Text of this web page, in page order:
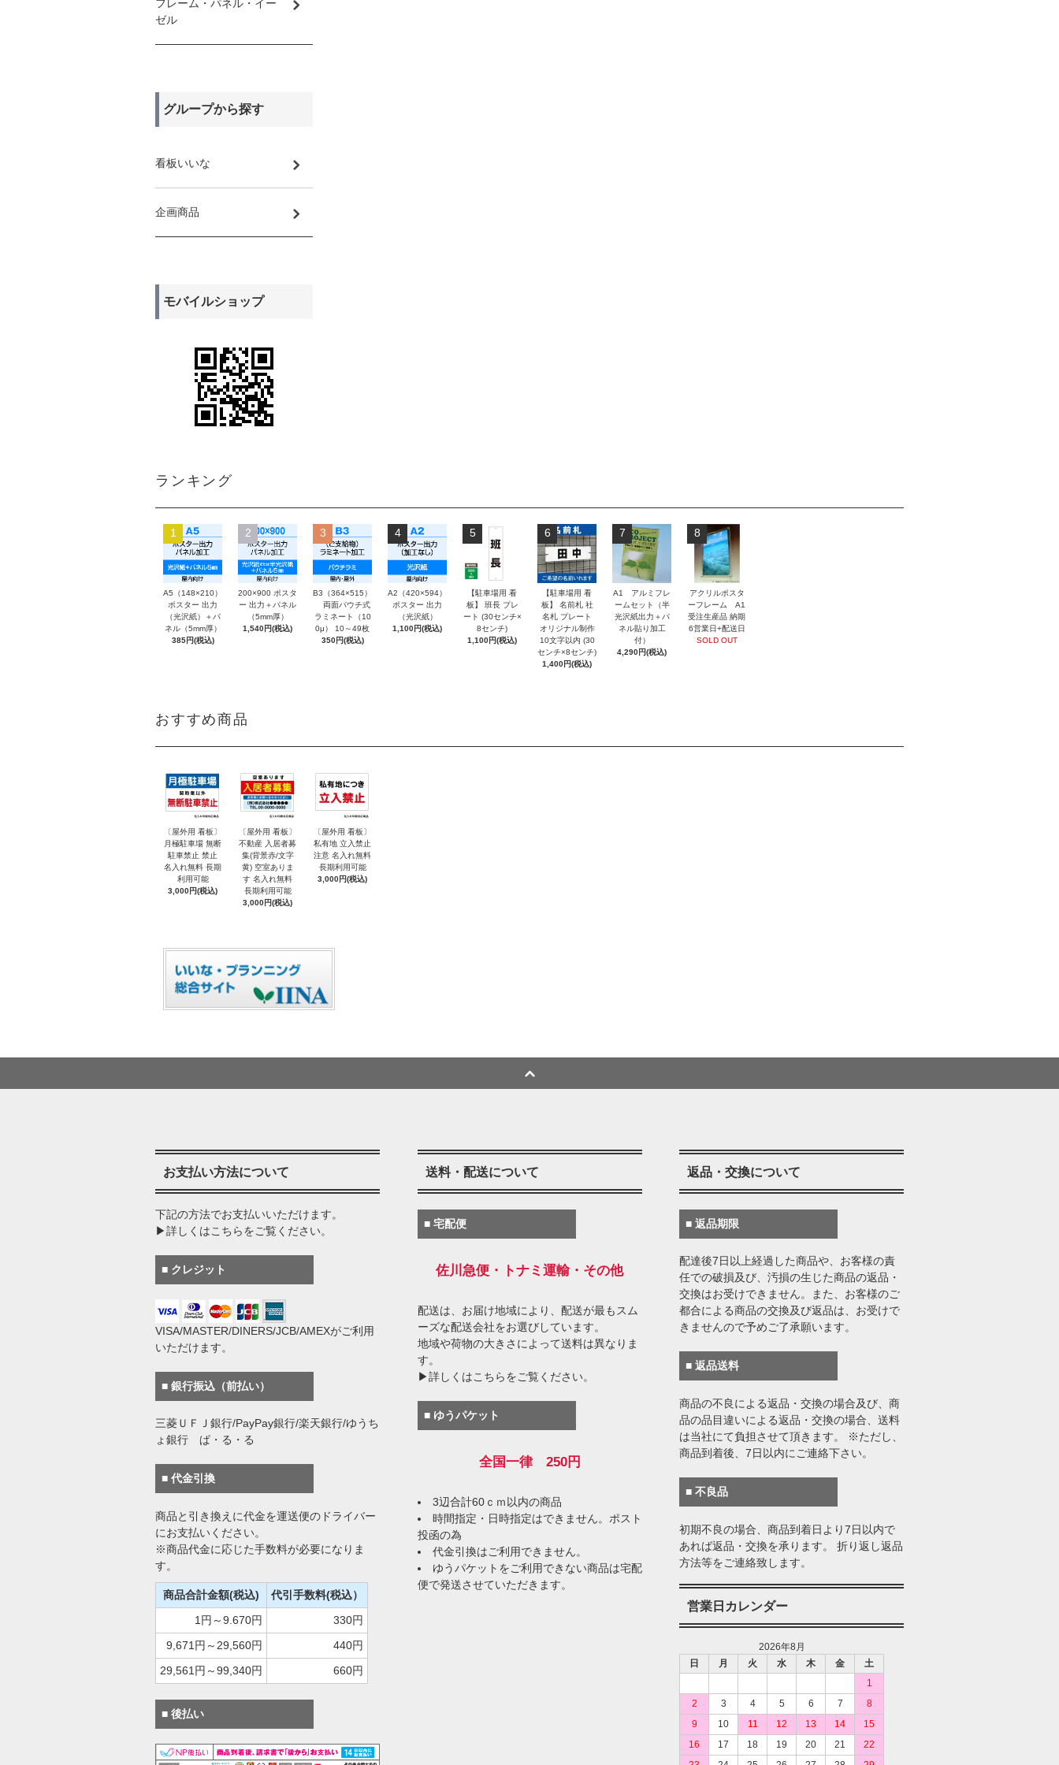
フレーム・パネル・イー
ゼル
グループから探す
看板いいな
企画商品
モバイルショップ
ランキング
1
A5（148×210）
ポスター 出力
（光沢紙）＋パ
ネル（5mm厚）
385円(税込)
2
200×900 ポスタ
ー 出力＋パネル
（5mm厚）
1,540円(税込)
3
B3（364×515）
両面パウチ式
ラミネート（10
0μ） 10～49枚
350円(税込)
4
A2（420×594）
ポスター 出力
（光沢紙）
1,100円(税込)
5
【駐車場用 看
板】 班長 プレ
ート (30センチ×
8センチ)
1,100円(税込)
6
【駐車場用 看
板】 名前札 社
名札 プレート
オリジナル制作
10文字以内 (30
センチ×8センチ)
1,400円(税込)
7
A1 アルミフレ
ームセット（半
光沢紙出力＋パ
ネル貼り加工
付）
4,290円(税込)
8
アクリルポスタ
ーフレーム A1
受注生産品 納期
6営業日+配送日
SOLD OUT
おすすめ商品
〔屋外用 看板〕
月極駐車場 無断
駐車禁止 禁止
名入れ無料 長期
利用可能
3,000円(税込)
〔屋外用 看板〕
不動産 入居者募
集(背景赤/文字
黄) 空室ありま
す 名入れ無料
長期利用可能
3,000円(税込)
〔屋外用 看板〕
私有地 立入禁止
注意 名入れ無料
長期利用可能
3,000円(税込)
お支払い方法について
下記の方法でお支払いいただけます。
▶詳しくはこちらをご覧ください。
■ クレジット
VISA/MASTER/DINERS/JCB/AMEXがご利用
いただけます。
■ 銀行振込（前払い）
三菱ＵＦＪ銀行/PayPay銀行/楽天銀行/ゆうち
ょ銀行 ぱ・る・る
■ 代金引換
商品と引き換えに代金を運送便のドライバー
にお支払いください。
※商品代金に応じた手数料が必要になりま
す。
商品合計金額(税込)
代引手数料(税込）
1円～9.670円
330円
9,671円～29,560円
440円
29,561円～99,340円
660円
■ 後払い
送料・配送について
■ 宅配便
佐川急便・トナミ運輸・その他
配送は、お届け地域により、配送が最もスム
ーズな配送会社をお選びしています。
地域や荷物の大きさによって送料は異なりま
す。
▶詳しくはこちらをご覧ください。
■ ゆうパケット
全国一律 250円
3辺合計60ｃｍ以内の商品
時間指定・日時指定はできません。ポスト
投函の為
代金引換はご利用できません。
ゆうパケットをご利用できない商品は宅配
便で発送させていただきます。
返品・交換について
■ 返品期限
配達後7日以上経過した商品や、お客様の責
任での破損及び、汚損の生じた商品の返品・
交換はお受けできません。また、お客様のご
都合による商品の交換及び返品は、お受けで
きませんので予めご了承願います。
■ 返品送料
商品の不良による返品・交換の場合及び、商
品の品目違いによる返品・交換の場合、送料
は当社にて負担させて頂きます。 ※ただし、
商品到着後、7日以内にご連絡下さい。
■ 不良品
初期不良の場合、商品到着日より7日以内で
あれば返品・交換を承ります。 折り返し返品
方法等をご連絡致します。
営業日カレンダー
2026年8月
日
月 火 水 木 金
土
1
2
3 4 5 6 7
8
9
10 11 12 13 14
15
16
17 18 19 20 21
22